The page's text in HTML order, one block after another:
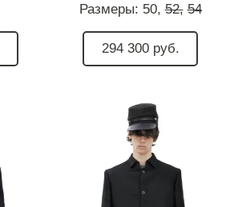
Размеры: 50, 52, 54
294 300 руб.